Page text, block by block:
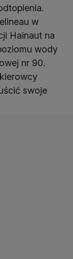
w
Hainaut na
wody
nr 90.
swoje